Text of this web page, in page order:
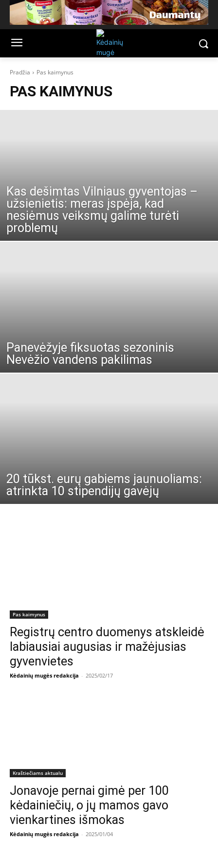
Pradžia Pas kaimynus
PAS KAIMYNUS
Kas dešimtas Vilniaus gyventojas –
užsienietis: meras įspėja, kad
nesiėmus veiksmų galime turėti
problemų
Panevėžyje fiksuotas sezoninis
Nevėžio vandens pakilimas
20 tūkst. eurų gabiems jaunuoliams:
atrinkta 10 stipendijų gavėjų
Pas kaimynus
Registrų centro duomenys atskleidė
labiausiai augusias ir mažėjusias
gyvenvietes
Kėdainių mugės redakcija - 2025/02/17
Kraštiečiams aktualu
Jonavoje pernai gimė per 100
kėdainiečių, o jų mamos gavo
vienkartines išmokas
Kėdainių mugės redakcija - 2025/01/04